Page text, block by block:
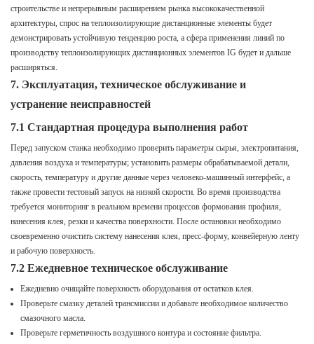
строительстве и непрерывным расширением рынка высококачественной
архитектуры, спрос на теплоизолирующие дистанционные элементы будет
демонстрировать устойчивую тенденцию роста, а сфера применения линий по
производству теплоизолирующих дистанционных элементов IG будет и дальше
расширяться.
7. Эксплуатация, техническое обслуживание и
устранение неисправностей
7.1 Стандартная процедура выполнения работ
Перед запуском станка необходимо проверить параметры сырья, электропитания,
давления воздуха и температуры; установить размеры обрабатываемой детали,
скорость, температуру и другие данные через человеко-машинный интерфейс, а
также провести тестовый запуск на низкой скорости. Во время производства
требуется мониторинг в реальном времени процессов формования профиля,
нанесения клея, резки и качества поверхности. После остановки необходимо
своевременно очистить систему нанесения клея, пресс-форму, конвейерную ленту
и рабочую поверхность.
7.2 Ежедневное техническое обслуживание
Ежедневно очищайте поверхность оборудования от остатков клея.
Проверьте смазку деталей трансмиссии и добавьте необходимое количество
смазочного масла.
Проверьте герметичность воздушного контура и состояние фильтра.